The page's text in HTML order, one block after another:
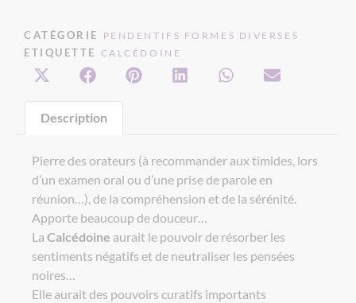
CATÉGORIE PENDENTIFS FORMES DIVERSES
ETIQUETTE CALCÉDOINE
Description
Pierre des orateurs (à recommander aux timides, lors
d’un examen oral ou d’une prise de parole en
réunion…), de la compréhension et de la sérénité.
Apporte beaucoup de douceur…
La Calcédoine aurait le pouvoir de résorber les
sentiments négatifs et de neutraliser les pensées
noires…
Elle aurait des pouvoirs curatifs importants